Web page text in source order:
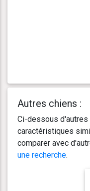
Autres chiens :
Ci-dessous
caractéristiques
comparer avec
une recherche.